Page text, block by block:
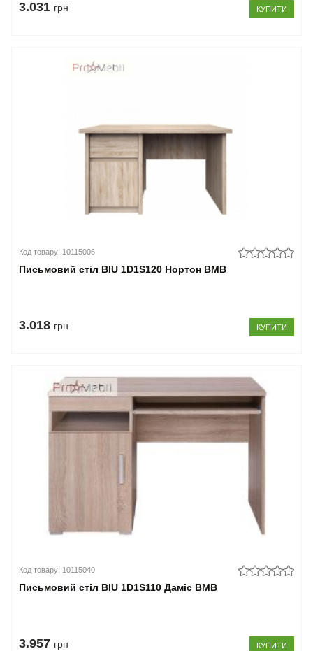
3.031 грн КУПИТИ
Код товару: 10115006
Письмовий стіл BIU 1D1S120 Нортон ВМВ
3.018 грн КУПИТИ
Код товару: 10115040
Письмовий стіл BIU 1D1S110 Даміс ВМВ
3.957 грн КУПИТИ